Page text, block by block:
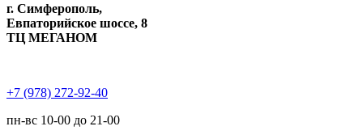
г. Симферополь,
Евпаторийское шоссе, 8
ТЦ МЕГАНОМ
+7 (978) 272-92-40
пн-вс 10-00 до 21-00